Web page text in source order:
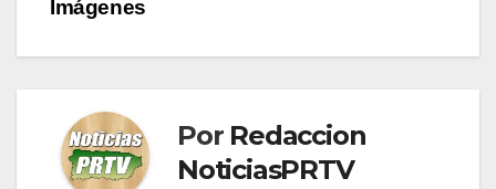
entradas
Imágenes
Por Redaccion
NoticiasPRTV